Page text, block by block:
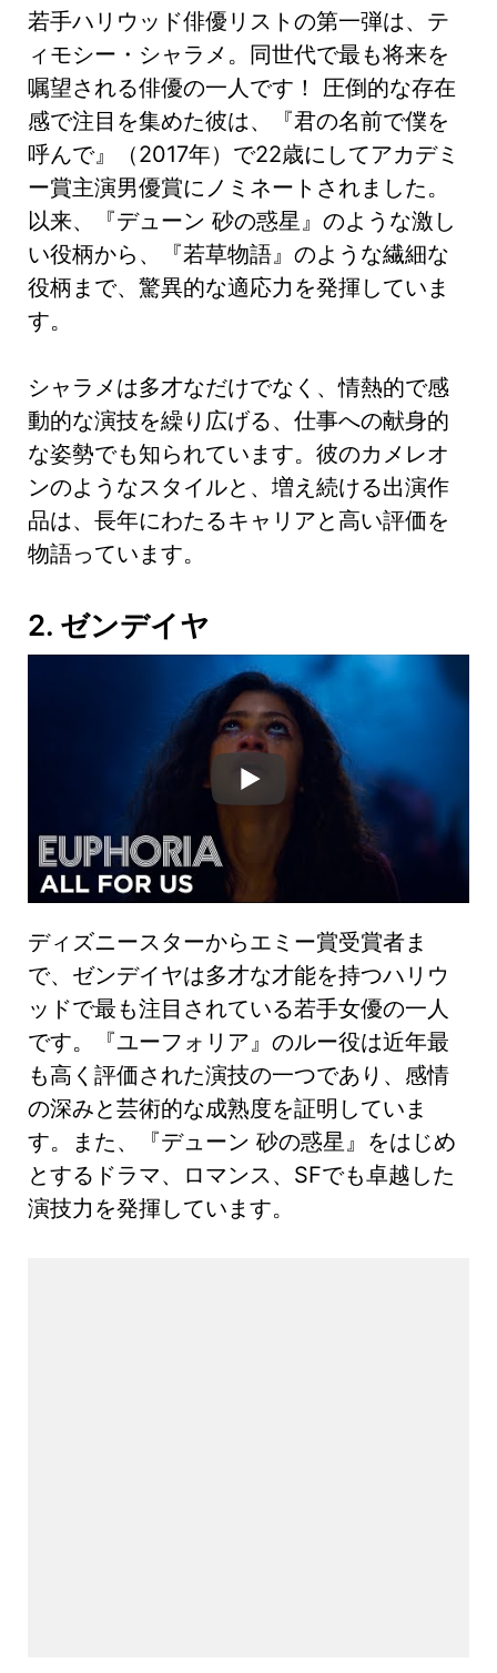
若手ハリウッド俳優リストの第一弾は、テ
ィモシー・シャラメ。同世代で最も将来を
嘱望される俳優の一人です！ 圧倒的な存在
感で注目を集めた彼は、『君の名前で僕を
呼んで』（2017年）で22歳にしてアカデミ
ー賞主演男優賞にノミネートされました。
以来、『デューン 砂の惑星』のような激し
い役柄から、『若草物語』のような繊細な
役柄まで、驚異的な適応力を発揮していま
す。
シャラメは多才なだけでなく、情熱的で感
動的な演技を繰り広げる、仕事への献身的
な姿勢でも知られています。彼のカメレオ
ンのようなスタイルと、増え続ける出演作
品は、長年にわたるキャリアと高い評価を
物語っています。
2. ゼンデイヤ
ディズニースターからエミー賞受賞者ま
で、ゼンデイヤは多才な才能を持つハリウ
ッドで最も注目されている若手女優の一人
です。『ユーフォリア』のルー役は近年最
も高く評価された演技の一つであり、感情
の深みと芸術的な成熟度を証明していま
す。また、『デューン 砂の惑星』をはじめ
とするドラマ、ロマンス、SFでも卓越した
演技力を発揮しています。